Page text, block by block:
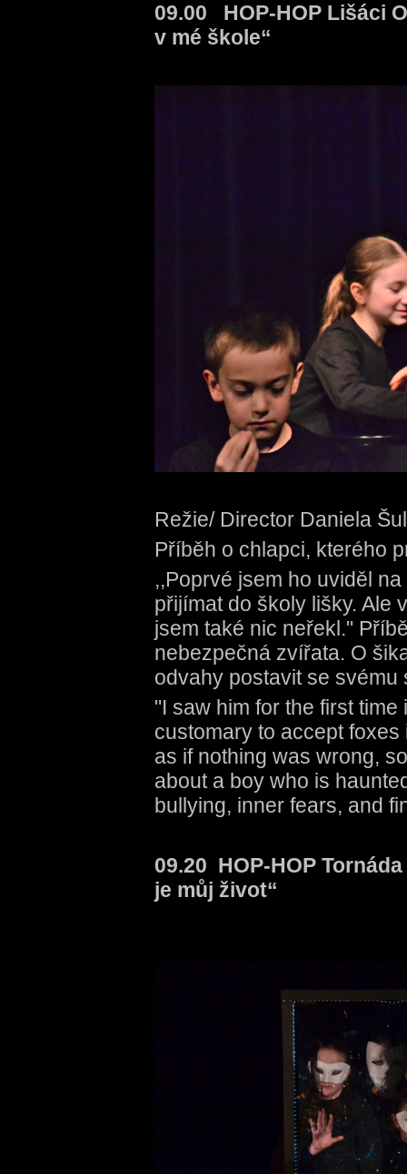
09.00 HOP-HOP Lišáci
v mé škole“
Režie/ Director Daniela
Příběh o chlapci, kterého
,,Poprvé jsem ho uviděl
přijímat do školy lišky. Ale
jsem také nic neřekl."
nebezpečná zvířata. O
odvahy postavit se svému
"I saw him for the first
customary to accept
as if nothing was wrong,
about a boy who is
bullying, inner fears, and
09.20 HOP-HOP
je můj život“